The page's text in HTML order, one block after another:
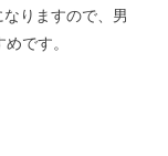
りますので、男
です。